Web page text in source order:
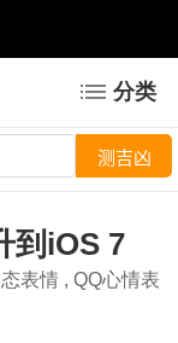
分类
到iOS 7
表情 , QQ心情表